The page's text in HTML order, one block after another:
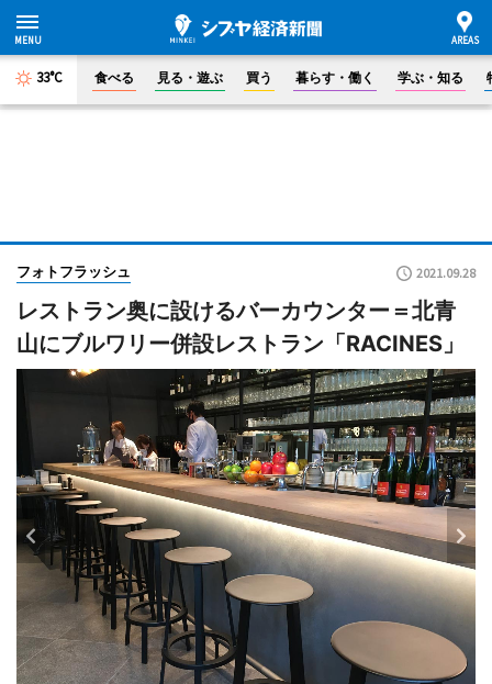
33°C 食べる 見る・遊ぶ 買う 暮らす・働く 学ぶ・知る
フォトフラッシュ 2021.09.28
レストラン奥に設けるバーカウンター＝北青
山にブルワリー併設レストラン「RACINES」